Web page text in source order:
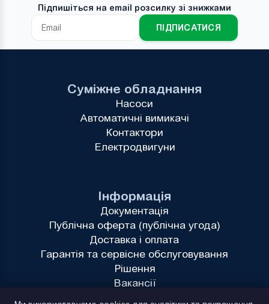
Підпишіться на email розсилку зі знижками
ПІДПИСАТИСЯ
Інформація
Документація
Публічна оферта (публічна угода)
Доставка і оплата
Гарантія та сервісне обслуговування
Рішення
Вакансії
Суміжне обладнання
Насоси
Автоматичні вимикачі
Контактори
Електродвигуни